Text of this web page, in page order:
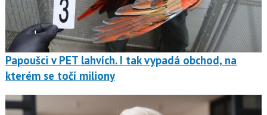
Papoušci v PET lahvích. I tak vypadá obchod, na
kterém se točí miliony